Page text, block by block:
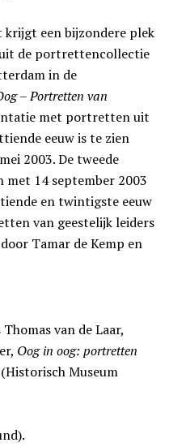
een bijzondere plek
de portrettencollectie
in de
– Portretten van
met portretten uit
eeuw is te zien
2003. De tweede
14 september 2003
en twintigste eeuw
van geestelijk leiders
Tamar de Kemp en
van de Laar,
Oog in oog: portretten
Museum